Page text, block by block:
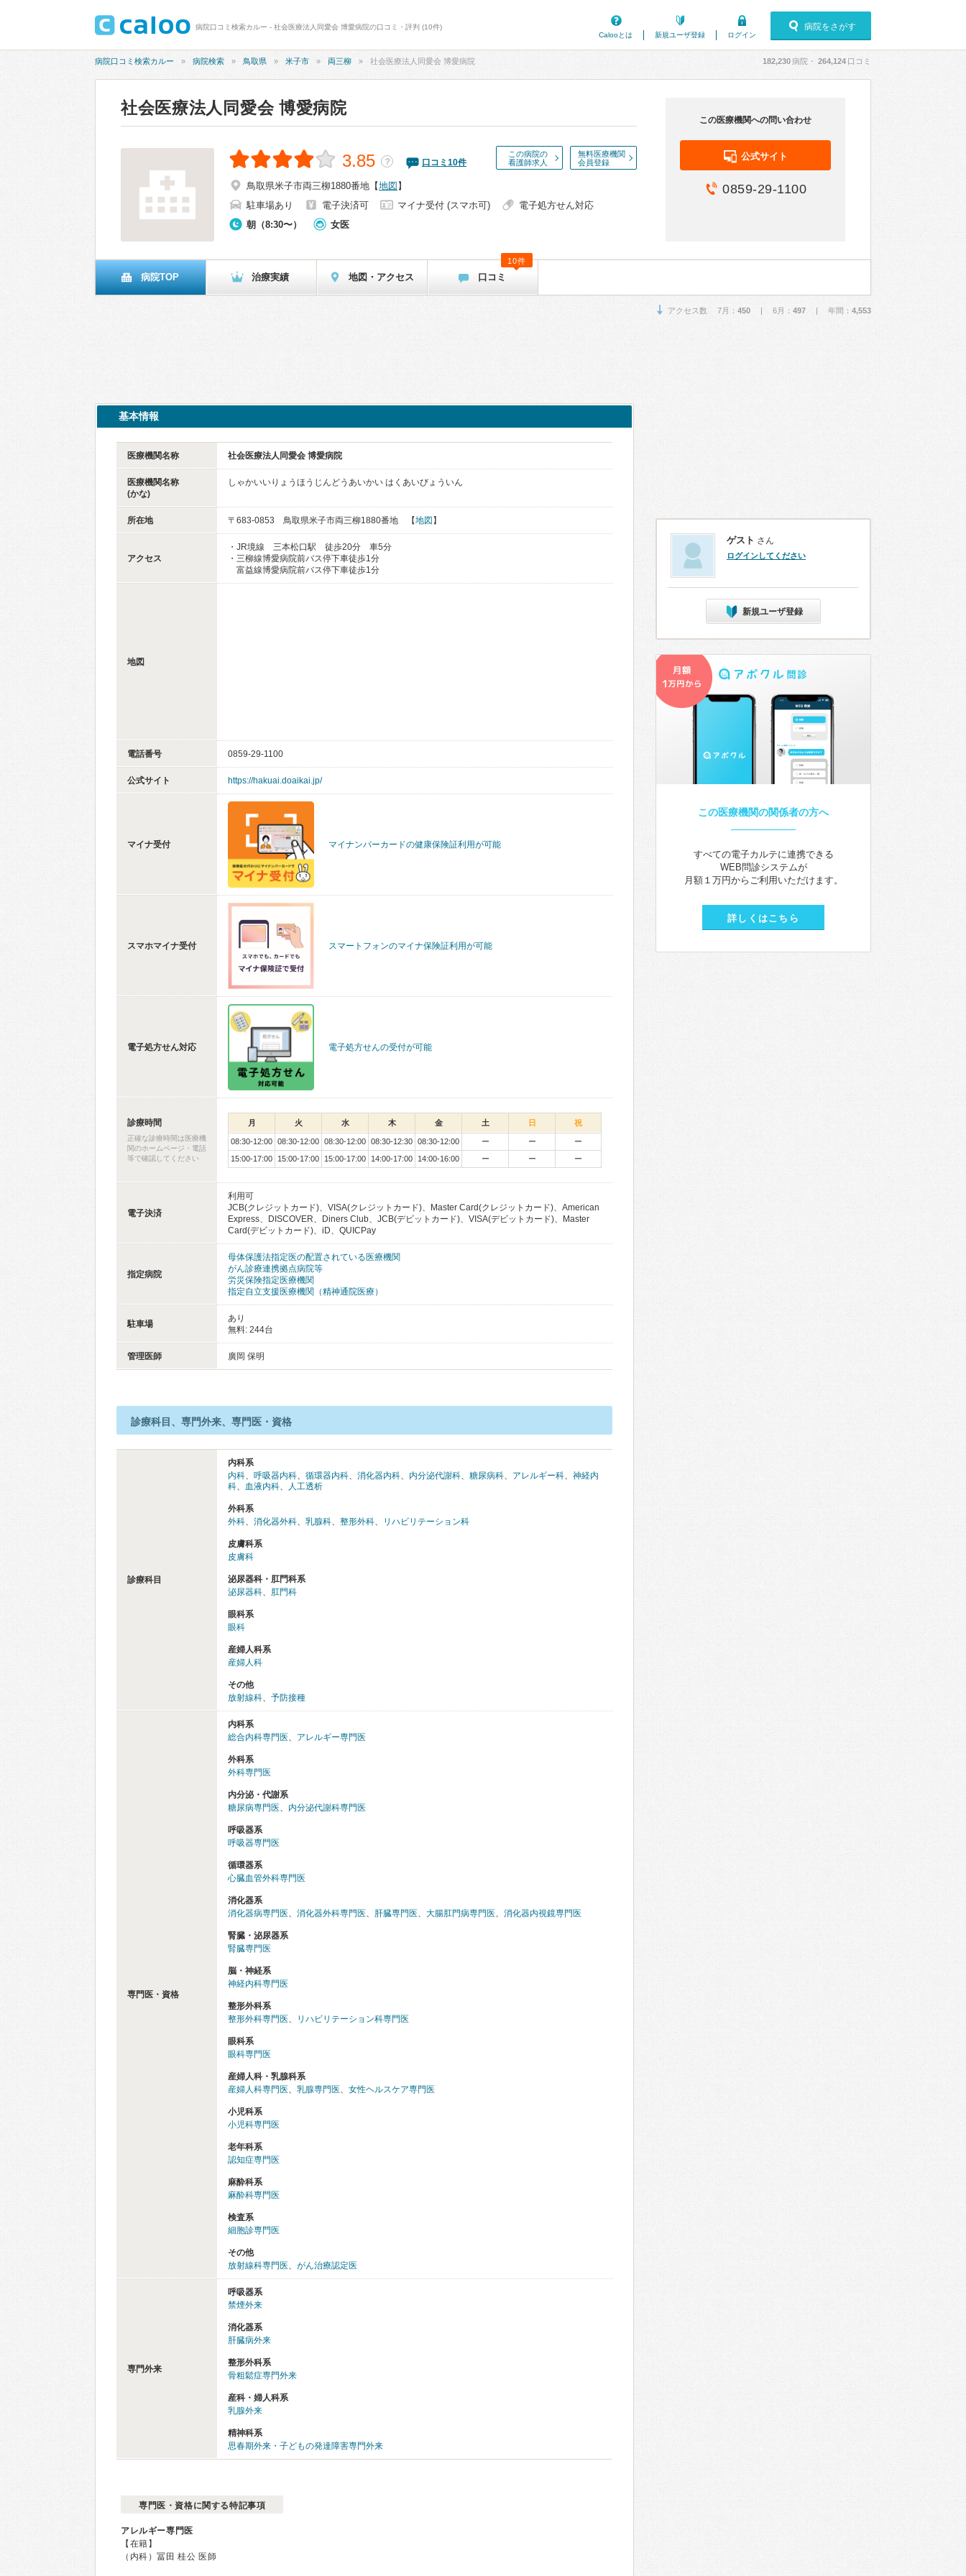
病院口コミ検索カルー - 社会医療法人同愛会 博愛病院の口コミ・評判 (10件)
Calooとは
新規ユーザ登録 ログイン
病院をさがす
病院口コミ検索カルー 病院検索 鳥取県 米子市 両三柳 社会医療法人同愛会 博愛病院 182,230病院・ 264,124 口コミ
社会医療法人同愛会 博愛病院
この病院の
看護師求人
無料医療機関
会員登録
3.85 ？ 口コミ 10件
鳥取県米子市両三柳1880番地 【地図 】
駐車場あり
電子決済可 マイナ受付 (スマホ可)
電子処方せん対応
朝（8:30〜）
女医
この医療機関への問い合わせ
公式サイト
0859-29-1100
病院TOP 治療実績 地図・アクセス 口コミ
10件
アクセス数 7月： 450 | 6月： 497 | 年間： 4,553
基本情報
医療機関名称 社会医療法人同愛会 博愛病院
医療機関名称
(かな)
しゃかいいりょうほうじんどうあいかい はくあいびょういん
所在地 〒683-0853 鳥取県米子市両三柳1880番地 【地図 】
アクセス
・JR境線 三本松口駅 徒歩20分 車5分
・三柳線博愛病院前バス停下車徒歩1分
富益線博愛病院前バス停下車徒歩1分
地図
電話番号 0859-29-1100
公式サイト https://hakuai.doaikai.jp/
マイナ受付 マイナンバーカードの健康保険証利用が可能
スマホマイナ受付 スマートフォンのマイナ保険証利用が可能
電子処方せん対応 電子処方せんの受付が可能
診療時間
正確な診療時間は医療機
関のホームページ・電話
等で確認してください
月 火 水 木 金 土 日 祝
08:30-12:00 08:30-12:00 08:30-12:00 08:30-12:30 08:30-12:00 ー ー
ー
15:00-17:00
15:00-17:00 15:00-17:00 14:00-17:00 14:00-16:00 ー ー ー
電子決済
利用可
JCB(クレジットカード)、VISA(クレジットカード)、Master Card(クレジットカード)、American
Express、DISCOVER、Diners Club、JCB(デビットカード)、VISA(デビットカード)、Master
Card(デビットカード)、iD、QUICPay
指定病院
母体保護法指定医の配置されている医療機関
がん診療連携拠点病院等
労災保険指定医療機関
指定自立支援医療機関（精神通院医療）
駐車場
あり
無料: 244台
管理医師 廣岡 保明
診療科目、専門外来、専門医・資格
診療科目
内科系
内科、 呼吸器内科、 循環器内科、 消化器内科、 内分泌代謝科、 糖尿病科、 アレルギー科、 神経内
科、 血液内科、 人工透析
外科系
外科、 消化器外科、 乳腺科、 整形外科、 リハビリテーション科
皮膚科系
皮膚科
泌尿器科・肛門科系
泌尿器科、 肛門科
眼科系
眼科
産婦人科系
産婦人科
その他
放射線科、 予防接種
専門医・資格
内科系
総合内科専門医、 アレルギー専門医
外科系
外科専門医
内分泌・代謝系
糖尿病専門医、 内分泌代謝科専門医
呼吸器系
呼吸器専門医
循環器系
心臓血管外科専門医
消化器系
消化器病専門医、 消化器外科専門医、 肝臓専門医、 大腸肛門病専門医、 消化器内視鏡専門医
腎臓・泌尿器系
腎臓専門医
脳・神経系
神経内科専門医
整形外科系
整形外科専門医、 リハビリテーション科専門医
眼科系
眼科専門医
産婦人科・乳腺科系
産婦人科専門医、 乳腺専門医、 女性ヘルスケア専門医
小児科系
小児科専門医
老年科系
認知症専門医
麻酔科系
麻酔科専門医
検査系
細胞診専門医
その他
放射線科専門医、 がん治療認定医
専門外来
呼吸器系
禁煙外来
消化器系
肝臓病外来
整形外科系
骨粗鬆症専門外来
産科・婦人科系
乳腺外来
精神科系
思春期外来・子どもの発達障害専門外来
専門医・資格に関する特記事項
アレルギー専門医
【在籍】
（内科）冨田 桂公 医師
ゲスト さん
ログインしてください
新規ユーザ登録
この医療機関の関係者の方へ
すべての電子カルテに連携できる
WEB問診システムが
月額１万円からご利用いただけます。
詳しくはこちら